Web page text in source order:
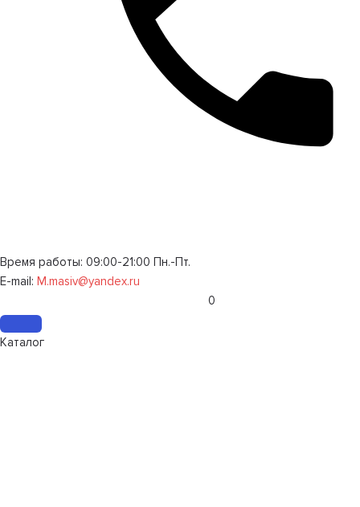
Время работы: 09:00-21:00 Пн.-Пт.
E-mail: M.masiv@yandex.ru
0
Каталог